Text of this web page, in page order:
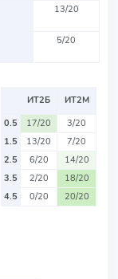
13/20
5/20
ИТ2Б
ИТ2М
0.5
17/20
3/20
1.5
13/20
7/20
2.5
6/20
14/20
3.5
2/20
18/20
4.5
0/20 20/20